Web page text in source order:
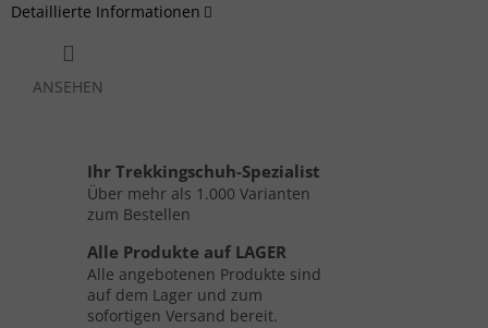
Detaillierte Informationen
ANSEHEN
Ihr Trekkingschuh-Spezialist
Über mehr als 1.000 Varianten
zum Bestellen
Alle Produkte auf LAGER
Alle angebotenen Produkte sind
auf dem Lager und zum
sofortigen Versand bereit.